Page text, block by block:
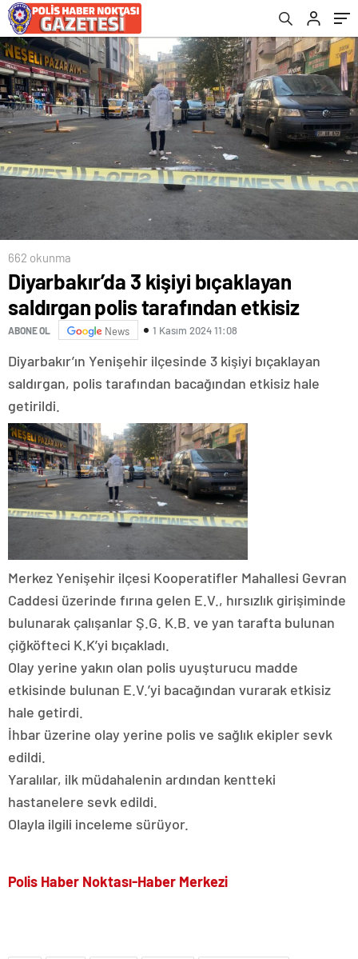
662 okunma
Diyarbakır’da 3 kişiyi bıçaklayan
saldırgan polis tarafından etkisiz
ABONE OL News 1 Kasım 2024 11:08
Diyarbakır’ın Yenişehir ilçesinde 3 kişiyi bıçaklayan
saldırgan, polis tarafından bacağından etkisiz hale
getirildi.
Merkez Yenişehir ilçesi Kooperatifler Mahallesi Gevran
Caddesi üzerinde fırına gelen E.V., hırsızlık girişiminde
bulunarak çalışanlar Ş.G. K.B. ve yan tarafta bulunan
çiğköfteci K.K’yi bıçakladı.
Olay yerine yakın olan polis uyuşturucu madde
etkisinde bulunan E.V.’yi bacağından vurarak etkisiz
hale getirdi.
İhbar üzerine olay yerine polis ve sağlık ekipler sevk
edildi.
Yaralılar, ilk müdahalenin ardından kentteki
hastanelere sevk edildi.
Olayla ilgili inceleme sürüyor.
Polis Haber Noktası-Haber Merkezi